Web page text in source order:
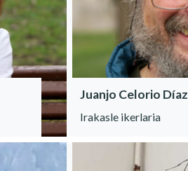
Juanjo Celorio Díaz
Irakasle ikerlaria